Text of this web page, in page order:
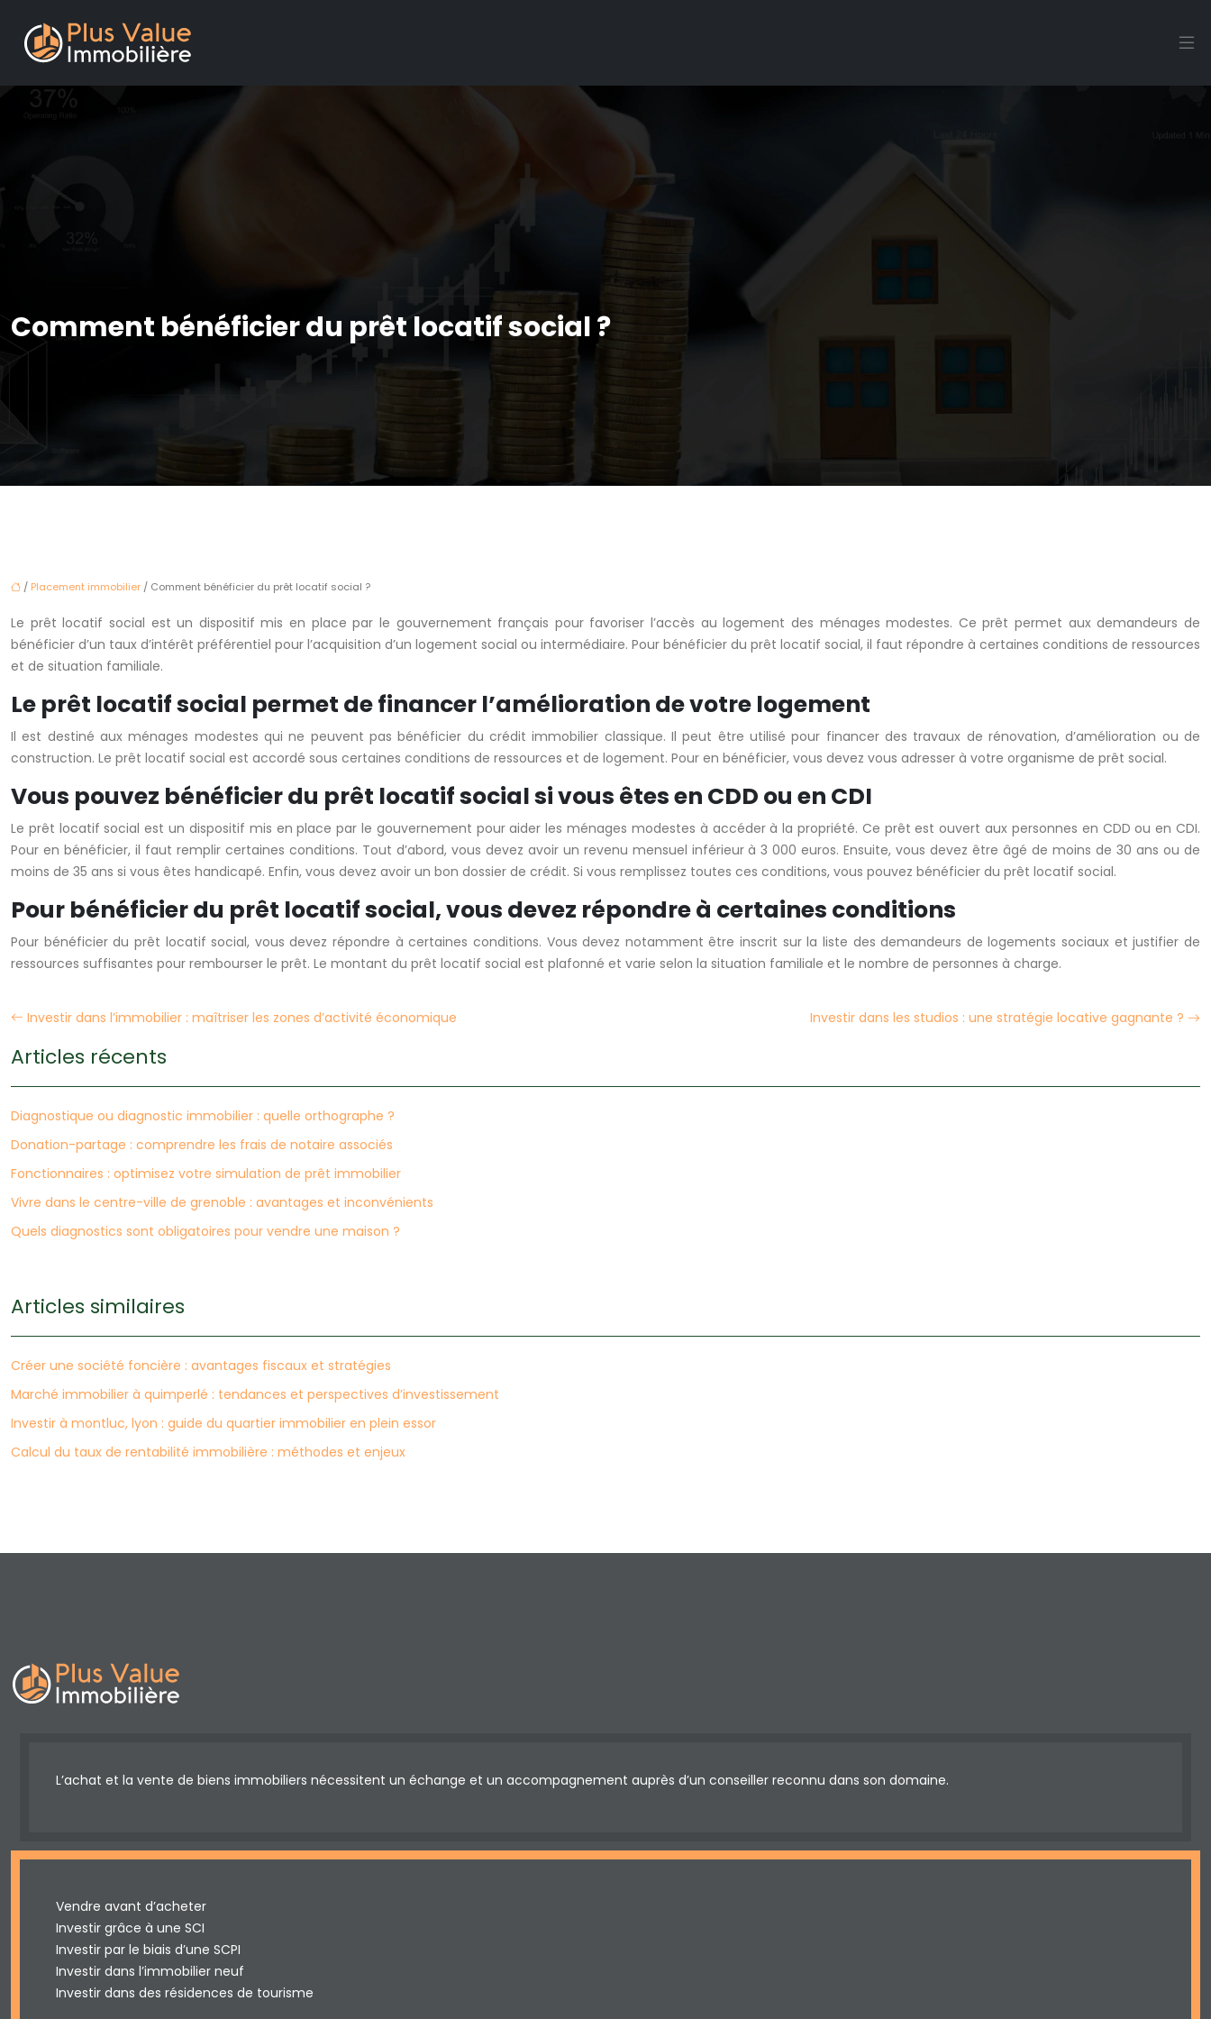
Comment bénéficier du prêt locatif social ?
/ Placement immobilier / Comment bénéficier du prêt locatif social ?
Le prêt locatif social est un dispositif mis en place par le gouvernement français pour favoriser l’accès au logement des ménages modestes. Ce prêt permet aux demandeurs de
bénéficier d’un taux d’intérêt préférentiel pour l’acquisition d’un logement social ou intermédiaire. Pour bénéficier du prêt locatif social, il faut répondre à certaines conditions de ressources
et de situation familiale.
Le prêt locatif social permet de financer l’amélioration de votre logement
Il est destiné aux ménages modestes qui ne peuvent pas bénéficier du crédit immobilier classique. Il peut être utilisé pour financer des travaux de rénovation, d’amélioration ou de
construction. Le prêt locatif social est accordé sous certaines conditions de ressources et de logement. Pour en bénéficier, vous devez vous adresser à votre organisme de prêt social.
Vous pouvez bénéficier du prêt locatif social si vous êtes en CDD ou en CDI
Le prêt locatif social est un dispositif mis en place par le gouvernement pour aider les ménages modestes à accéder à la propriété. Ce prêt est ouvert aux personnes en CDD ou en CDI.
Pour en bénéficier, il faut remplir certaines conditions. Tout d’abord, vous devez avoir un revenu mensuel inférieur à 3 000 euros. Ensuite, vous devez être âgé de moins de 30 ans ou de
moins de 35 ans si vous êtes handicapé. Enfin, vous devez avoir un bon dossier de crédit. Si vous remplissez toutes ces conditions, vous pouvez bénéficier du prêt locatif social.
Pour bénéficier du prêt locatif social, vous devez répondre à certaines conditions
Pour bénéficier du prêt locatif social, vous devez répondre à certaines conditions. Vous devez notamment être inscrit sur la liste des demandeurs de logements sociaux et justifier de
ressources suffisantes pour rembourser le prêt. Le montant du prêt locatif social est plafonné et varie selon la situation familiale et le nombre de personnes à charge.
Investir dans l’immobilier : maîtriser les zones d’activité économique Investir dans les studios : une stratégie locative gagnante ?
Articles récents
Diagnostique ou diagnostic immobilier : quelle orthographe ?
Donation-partage : comprendre les frais de notaire associés
Fonctionnaires : optimisez votre simulation de prêt immobilier
Vivre dans le centre-ville de grenoble : avantages et inconvénients
Quels diagnostics sont obligatoires pour vendre une maison ?
Articles similaires
Créer une société foncière : avantages fiscaux et stratégies
Marché immobilier à quimperlé : tendances et perspectives d’investissement
Investir à montluc, lyon : guide du quartier immobilier en plein essor
Calcul du taux de rentabilité immobilière : méthodes et enjeux
L’achat et la vente de biens immobiliers nécessitent un échange et un accompagnement auprès d’un conseiller reconnu dans son domaine.
Vendre avant d’acheter
Investir grâce à une SCI
Investir par le biais d’une SCPI
Investir dans l’immobilier neuf
Investir dans des résidences de tourisme